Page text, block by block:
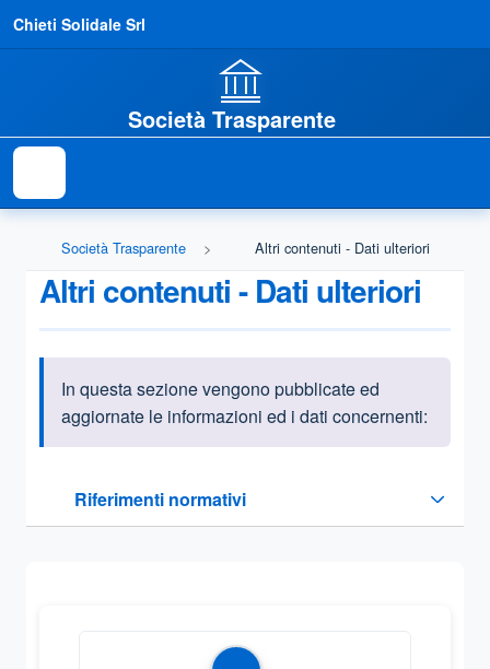
Chieti Solidale Srl
Società Trasparente
Società Trasparente Altri contenuti - Dati ulteriori
Altri contenuti - Dati ulteriori
Informazioni introduttive
In questa sezione vengono pubblicate ed
aggiornate le informazioni ed i dati concernenti:
Riferimenti normativi
Sezione compressa